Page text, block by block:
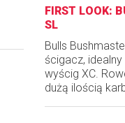
FIRST LOOK:
SL
Bulls
ścigacz,
wyścig XC.
dużą ilością